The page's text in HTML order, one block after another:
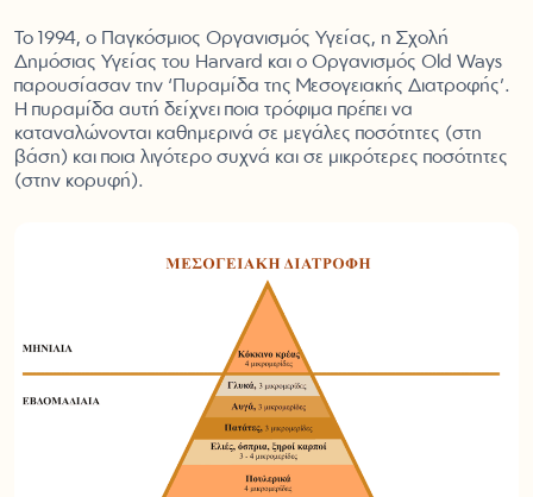
Το 1994, ο Παγκόσμιος Οργανισμός Υγείας, η Σχολή
Δημόσιας Υγείας του Harvard και ο Οργανισμός Old Ways
παρουσίασαν την ‘Πυραμίδα της Μεσογειακής Διατροφής’.
Η πυραμίδα αυτή δείχνει ποια τρόφιμα πρέπει να
καταναλώνονται καθημερινά σε μεγάλες ποσότητες (στη
βάση) και ποια λιγότερο συχνά και σε μικρότερες ποσότητες
(στην κορυφή).